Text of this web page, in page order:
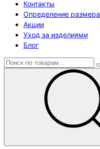
Контакты
Определение размера
Акции
Уход за изделиями
Блог